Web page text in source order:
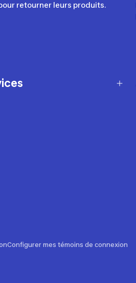
retourner leurs produits.
Configurer mes témoins de connexion